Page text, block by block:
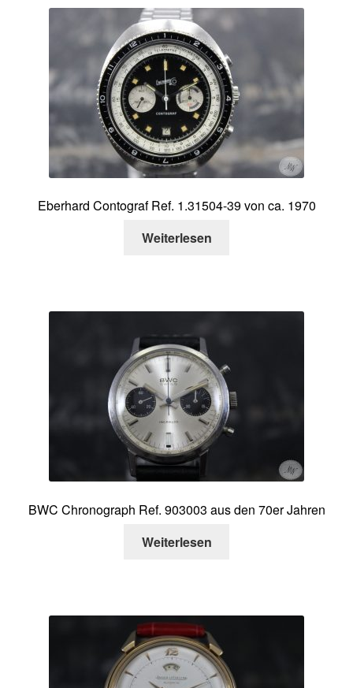
Eberhard Contograf Ref. 1.31504-39 von ca. 1970
Weiterlesen
BWC Chronograph Ref. 903003 aus den 70er Jahren
Weiterlesen